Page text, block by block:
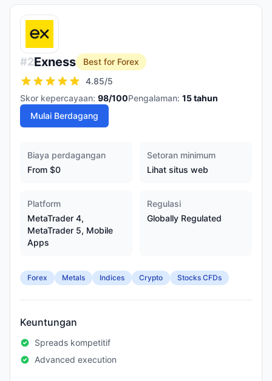
#2Exness
Best for Forex
4.85/5
Skor kepercayaan: 98/100Pengalaman: 15tahun
Mulai Berdagang
Biaya perdagangan
From $0
Setoran minimum
Lihat situs web
Platform
MetaTrader 4,
MetaTrader 5, Mobile
Apps
Regulasi
Globally Regulated
Forex Metals Indices Crypto Stocks CFDs
Keuntungan
Spreads kompetitif
Advanced execution